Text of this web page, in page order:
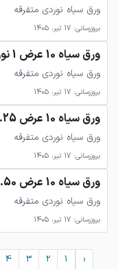
ورق سیاه نوردی متفرقه
بروزرسانی: 17 تیر، 1405
ورق سیاه 10 عرض 1 نوردی متفرقه
ورق سیاه نوردی متفرقه
بروزرسانی: 17 تیر، 1405
ورق سیاه 10 عرض 1.25 نوردی متفرقه
ورق سیاه نوردی متفرقه
بروزرسانی: 17 تیر، 1405
ورق سیاه 10 عرض 1.50 نوردی متفرقه
ورق سیاه نوردی متفرقه
بروزرسانی: 17 تیر، 1405
‹
1
2
3
4